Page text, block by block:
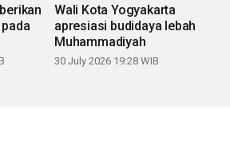
Wali Kota Yogyakarta
apresiasi budidaya lebah
Muhammadiyah
30 July 2026 19:28 WIB